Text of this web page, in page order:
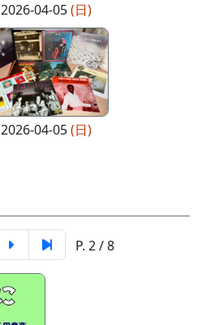
2026-04-05(日)
2026-04-05(日)
P. 2 / 8